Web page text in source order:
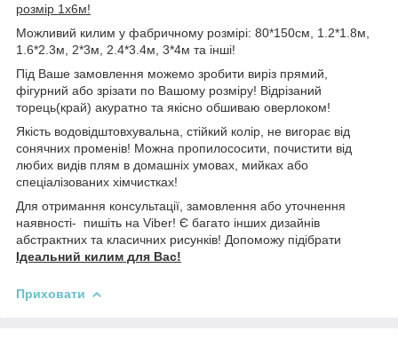
розмір 1х6м!
Можливий килим у фабричному розмірі: 80*150см, 1.2*1.8м,
1.6*2.3м, 2*3м, 2.4*3.4м, 3*4м та інші!
Під Ваше замовлення можемо зробити виріз прямий,
фігурний або зрізати по Вашому розміру! Відрізаний
торець(край) акуратно та якісно обшиваю оверлоком!
Якість водовідштовхувальна, стійкий колір, не вигорає від
сонячних променів! Можна пропилососити, почистити від
любих видів плям в домашніх умовах, мийках або
спеціалізованих хімчистках!
Для отримання консультації, замовлення або уточнення
наявності- пишіть на Viber! Є багато інших дизайнів
абстрактних та класичних рисунків! Допоможу підібрати
Ідеальний килим для Вас!
Приховати